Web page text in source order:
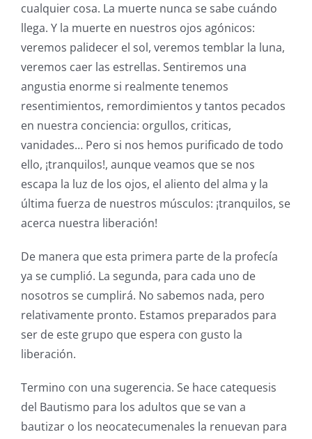
cualquier cosa. La muerte nunca se sabe cuándo
llega. Y la muerte en nuestros ojos agónicos:
veremos palidecer el sol, veremos temblar la luna,
veremos caer las estrellas. Sentiremos una
angustia enorme si realmente tenemos
resentimientos, remordimientos y tantos pecados
en nuestra conciencia: orgullos, criticas,
vanidades… Pero si nos hemos purificado de todo
ello, ¡tranquilos!, aunque veamos que se nos
escapa la luz de los ojos, el aliento del alma y la
última fuerza de nuestros músculos: ¡tranquilos, se
acerca nuestra liberación!
De manera que esta primera parte de la profecía
ya se cumplió. La segunda, para cada uno de
nosotros se cumplirá. No sabemos nada, pero
relativamente pronto. Estamos preparados para
ser de este grupo que espera con gusto la
liberación.
Termino con una sugerencia. Se hace catequesis
del Bautismo para los adultos que se van a
bautizar o los neocatecumenales la renuevan para